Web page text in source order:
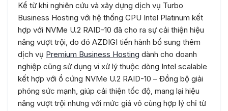
Kể từ khi nghiên cứu và xây dựng dịch vụ Turbo
Business Hosting với hệ thống CPU Intel Platinum kết
hợp với NVMe U.2 RAID-10 đã cho ra sự cải thiện hiệu
năng vượt trội, do đó AZDIGI tiến hành bổ sung thêm
dịch vụ Premium Business Hosting dành cho doanh
nghiệp cũng sử dụng vi xử lý thuộc dòng Intel scalable
kết hợp với ổ cứng NVMe U.2 RAID-10 – Đồng bộ giải
phóng sức mạnh, giúp cải thiện tốc độ, mang lại hiệu
năng vượt trội nhưng với mức giá vô cùng hợp lý chỉ từ